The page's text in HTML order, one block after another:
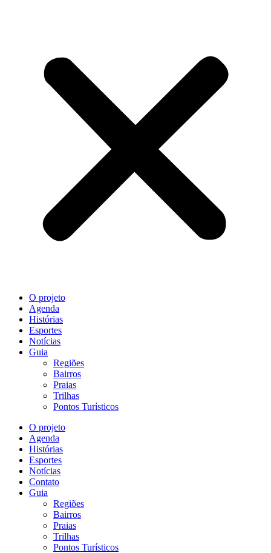
O projeto
Agenda
Histórias
Esportes
Notícias
Guia
Regiões
Bairros
Praias
Trilhas
Pontos Turísticos
O projeto
Agenda
Histórias
Esportes
Notícias
Contato
Guia
Regiões
Bairros
Praias
Trilhas
Pontos Turísticos